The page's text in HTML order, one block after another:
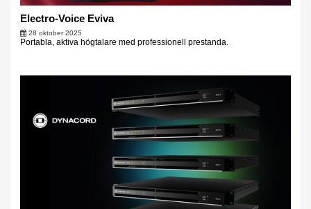
Electro-Voice Eviva
28 oktober 2025
Portabla, aktiva högtalare med professionell prestanda.